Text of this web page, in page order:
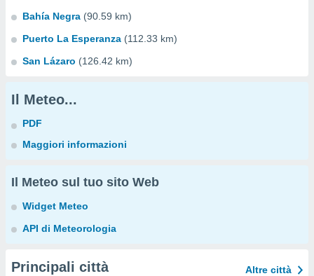
Bahía Negra (90.59 km)
Puerto La Esperanza (112.33 km)
San Lázaro (126.42 km)
Il Meteo...
PDF
Maggiori informazioni
Il Meteo sul tuo sito Web
Widget Meteo
API di Meteorologia
Principali città Altre città